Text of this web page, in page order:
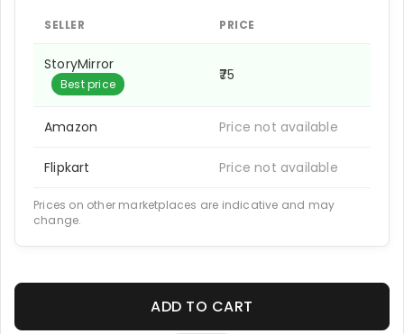
SELLER PRICE
StoryMirror
Best price
₹75
Amazon Price not available
Flipkart Price not available
Prices on other marketplaces are indicative and may
change.
ADD TO CART